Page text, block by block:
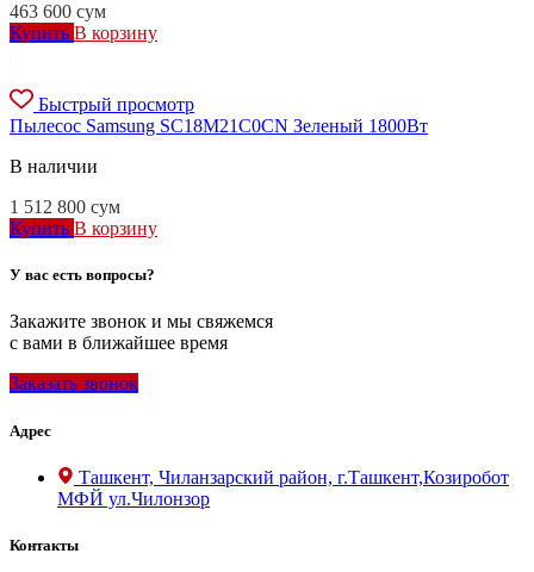
463 600 сум
Купить В корзину
Быстрый просмотр
Пылесос Samsung SC18M21C0CN Зеленый 1800Вт
В наличии
1 512 800 сум
Купить В корзину
У вас есть вопросы?
Закажите звонок и мы свяжемся
с вами в ближайшее время
Заказать звонок
Адрес
Ташкент, Чиланзарский район, г.Ташкент,Козиробот
МФЙ ул.Чилонзор
Контакты